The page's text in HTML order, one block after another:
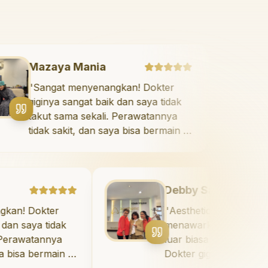
Mazaya Mania
"Sangat menyenangkan! Dokter
giginya sangat baik dan saya tidak
takut sama sekali. Perawatannya
tidak sakit, dan saya bisa bermain di
di
Debby Sahertian
"Aesthetic Pondok Indah
menawarkan perawatan gigi
luar biasa untuk semua orang.
Dokter giginya profesional,